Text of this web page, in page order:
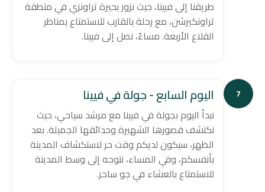
طريقنا إلى فيينا، حيث نزور بحيرة تراونزي في منطقة
تراونكيرشن، مع رحلة بالقارب للاستمتاع بمناظر
القلاع الأربعة. مساءً، نصل إلى فيينا.
7 اليوم السابع - جولة في فيينا
نبدأ اليوم بجولة في فيينا مع مرشد سياحي، حيث
نكتشف قصورها الشهيرة وحدائقها الجميلة. بعد
الظهر، سيكون لديكم وقت حر لاستكشاف المدينة
بأنفسكم، وفي المساء، نتوجه إلى وسط المدينة
للاستمتاع بالعشاء في جو ساحر.